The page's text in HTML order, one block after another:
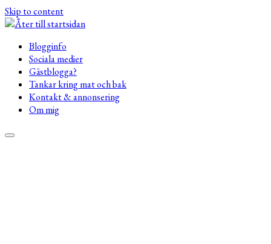
Skip to content
Blogginfo
Sociala medier
Gästblogga?
Tankar kring mat och bak
Kontakt & annonsering
Om mig